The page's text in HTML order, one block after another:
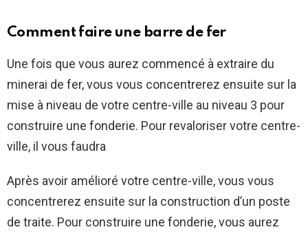
Comment faire une barre de fer
Une fois que vous aurez commencé à extraire du
minerai de fer, vous vous concentrerez ensuite sur la
mise à niveau de votre centre-ville au niveau 3 pour
construire une fonderie. Pour revaloriser votre centre-
ville, il vous faudra
Après avoir amélioré votre centre-ville, vous vous
concentrerez ensuite sur la construction d’un poste
de traite. Pour construire une fonderie, vous aurez